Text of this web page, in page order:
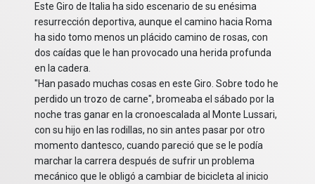
Este Giro de Italia ha sido escenario de su enésima
resurrección deportiva, aunque el camino hacia Roma
ha sido tomo menos un plácido camino de rosas, con
dos caídas que le han provocado una herida profunda
en la cadera.
"Han pasado muchas cosas en este Giro. Sobre todo he
perdido un trozo de carne", bromeaba el sábado por la
noche tras ganar en la cronoescalada al Monte Lussari,
con su hijo en las rodillas, no sin antes pasar por otro
momento dantesco, cuando pareció que se le podía
marchar la carrera después de sufrir un problema
mecánico que le obligó a cambiar de bicicleta al inicio